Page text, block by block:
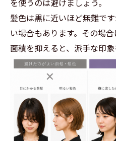
を使うのは避けましょう。
髪色は黒に近いほど無難で
い場合もあります。その場
面積を抑えると、派手な印象